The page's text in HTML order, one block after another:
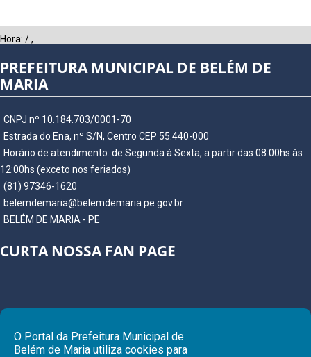
Hora: /,
PREFEITURA MUNICIPAL DE BELÉM DE
MARIA
CNPJ nº 10.184.703/0001-70
Estrada do Ena, nº S/N, Centro CEP 55.440-000
Horário de atendimento: de Segunda à Sexta, a partir das 08:00hs às
12:00hs (exceto nos feriados)
(81) 97346-1620
belemdemaria@belemdemaria.pe.gov.br
BELÉM DE MARIA - PE
CURTA NOSSA FAN PAGE
O Portal da Prefeitura Municipal de
Belém de Maria utiliza cookies para